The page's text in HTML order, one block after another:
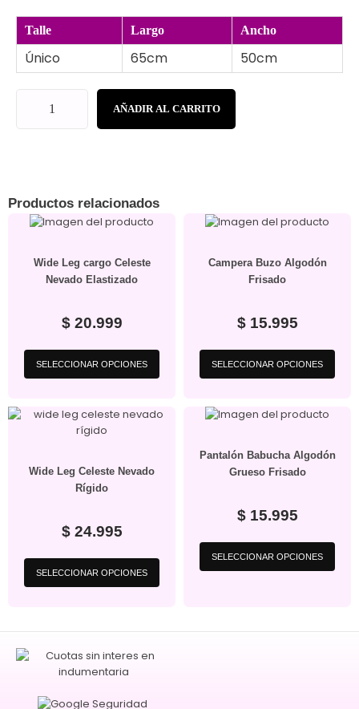
Talle Largo Ancho
Único 65cm 50cm
AÑADIR AL CARRITO
Productos relacionados
Wide Leg cargo Celeste
Nevado Elastizado
$20.999
SELECCIONAR OPCIONES
Campera Buzo Algodón
Frisado
$15.995
SELECCIONAR OPCIONES
Wide Leg Celeste Nevado
Rígido
$24.995
SELECCIONAR OPCIONES
Pantalón Babucha Algodón
Grueso Frisado
$15.995
SELECCIONAR OPCIONES